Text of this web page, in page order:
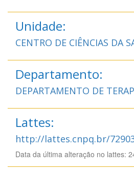
Unidade:
CENTRO DE CIÊNCIAS DA
Departamento:
DEPARTAMENTO DE
Lattes:
http://lattes.cnpq.br/
Data da última alteração no lattes: